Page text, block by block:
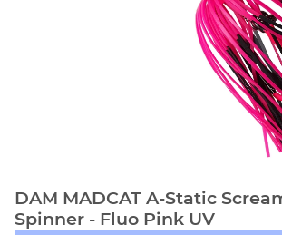
DAM MADCAT A-Static
Spinner - Fluo Pink UV